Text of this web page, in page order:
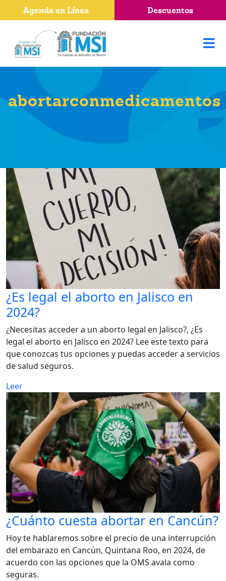
abortarconmedicamentos
¿Es legal el aborto en Jalisco en
2024?
¿Necesitas acceder a un aborto legal en Jalisco?, ¿Es
legal el aborto en Jalisco en 2024? Lee este texto para
que conozcas tus opciones y puedas acceder a servicios
de salud seguros.
Leer
¿Cuánto cuesta abortar en Cancún?
Hoy te hablaremos sobre el precio de una interrupción
del embarazo en Cancún, Quintana Roo, en 2024, de
acuerdo con las opciones que la OMS avala como
seguras.
Agenda en Línea Descuentos